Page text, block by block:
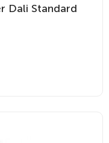
Dali Standard